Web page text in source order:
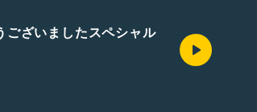
ざいましたスペシャル